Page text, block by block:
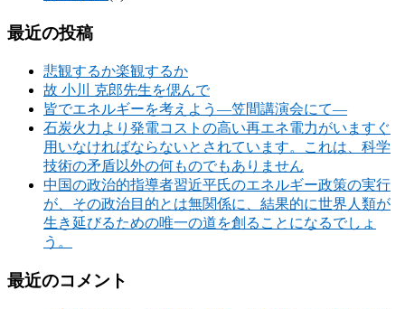
最近の投稿
悲観するか楽観するか
故 小川 克郎先生を偲んで
皆でエネルギーを考えよう―笠間講演会にて―
石炭火力より発電コストの高い再エネ電力がいますぐ
用いなければならないとされています。これは、科学
技術の矛盾以外の何ものでもありません
中国の政治的指導者習近平氏のエネルギー政策の実行
が、その政治目的とは無関係に、結果的に世界人類が
生き延びるための唯一の道を創ることになるでしょ
う。
最近のコメント